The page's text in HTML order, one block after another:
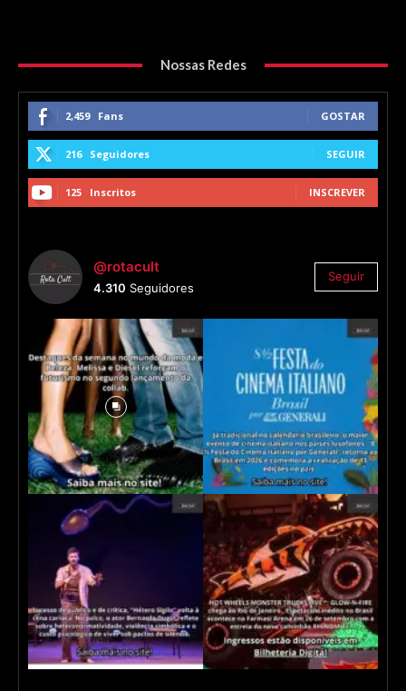
Nossas Redes
2,459 Fans GOSTAR
216 Seguidores SEGUIR
125 Inscritos INSCREVER
@rotacult
4.310 Seguidores
Seguir